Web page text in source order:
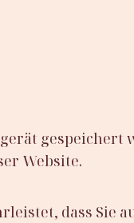
gespeichert
Website.
dass Sie